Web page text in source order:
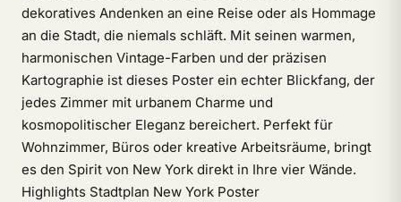
dekoratives Andenken an eine Reise oder als Hommage
an die Stadt, die niemals schläft. Mit seinen warmen,
harmonischen Vintage-Farben und der präzisen
Kartographie ist dieses Poster ein echter Blickfang, der
jedes Zimmer mit urbanem Charme und
kosmopolitischer Eleganz bereichert. Perfekt für
Wohnzimmer, Büros oder kreative Arbeitsräume, bringt
es den Spirit von New York direkt in Ihre vier Wände.
Highlights Stadtplan New York Poster